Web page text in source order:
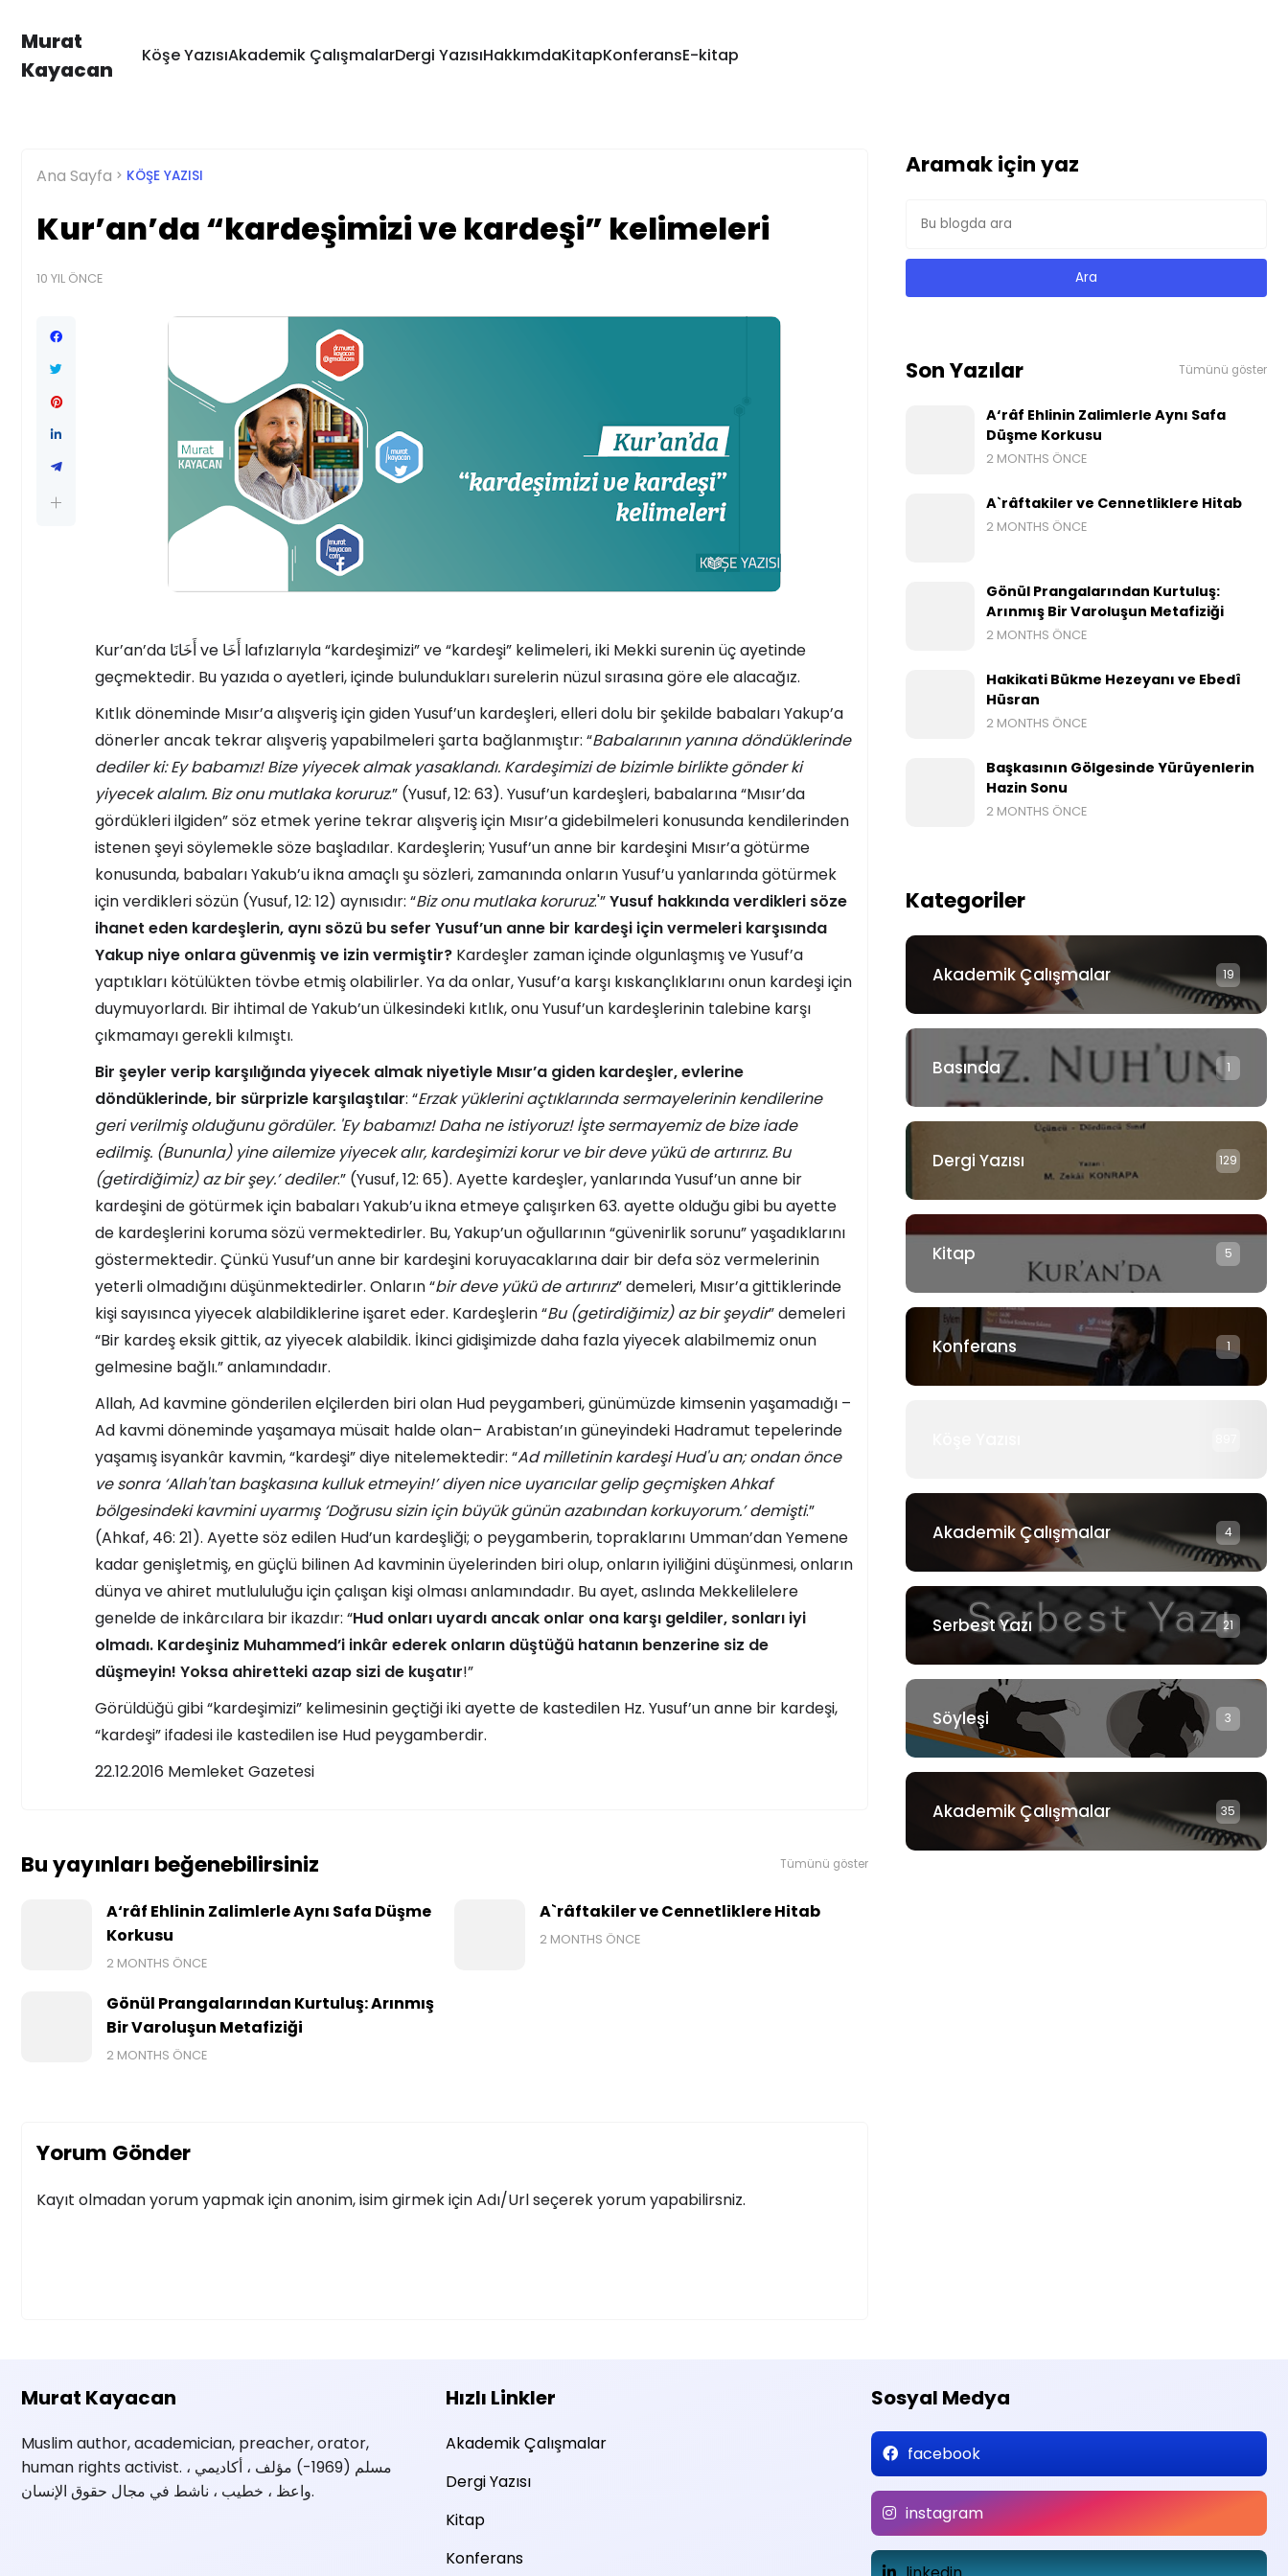
Murat
Kayacan
Köşe YazısıAkademik ÇalışmalarDergi YazısıHakkımdaKitapKonferansE-kitap
Ana Sayfa KÖŞE YAZISI
Kur’an’da “kardeşimizi ve kardeşi” kelimeleri
10 YIL ÖNCE
Kur’an’da أَخَانَاve أَخَا lafızlarıyla “kardeşimizi” ve “kardeşi” kelimeleri, iki Mekki surenin üç ayetinde
geçmektedir. Bu yazıda o ayetleri, içinde bulundukları surelerin nüzul sırasına göre ele alacağız.
Kıtlık döneminde Mısır’a alışveriş için giden Yusuf’un kardeşleri, elleri dolu bir şekilde babaları Yakup’a
dönerler ancak tekrar alışveriş yapabilmeleri şarta bağlanmıştır: “Babalarının yanına döndüklerinde
dediler ki: Ey babamız! Bize yiyecek almak yasaklandı. Kardeşimizi de bizimle birlikte gönder ki
yiyecek alalım. Biz onu mutlaka koruruz.” (Yusuf, 12: 63). Yusuf’un kardeşleri, babalarına “Mısır’da
gördükleri ilgiden” söz etmek yerine tekrar alışveriş için Mısır’a gidebilmeleri konusunda kendilerinden
istenen şeyi söylemekle söze başladılar. Kardeşlerin; Yusuf’un anne bir kardeşini Mısır’a götürme
konusunda, babaları Yakub’u ikna amaçlı şu sözleri, zamanında onların Yusuf’u yanlarında götürmek
için verdikleri sözün (Yusuf, 12: 12) aynısıdır: “Biz onu mutlaka koruruz.'”Yusuf hakkında verdikleri söze
ihanet eden kardeşlerin, aynı sözü bu sefer Yusuf’un anne bir kardeşi için vermeleri karşısında
Yakup niye onlara güvenmiş ve izin vermiştir? Kardeşler zaman içinde olgunlaşmış ve Yusuf’a
yaptıkları kötülükten tövbe etmiş olabilirler. Ya da onlar, Yusuf’a karşı kıskançlıklarını onun kardeşi için
duymuyorlardı. Bir ihtimal de Yakub’un ülkesindeki kıtlık, onu Yusuf’un kardeşlerinin talebine karşı
çıkmamayı gerekli kılmıştı.
Bir şeyler verip karşılığında yiyecek almak niyetiyle Mısır’a giden kardeşler, evlerine
döndüklerinde, bir sürprizle karşılaştılar: “Erzak yüklerini açtıklarında sermayelerinin kendilerine
geri verilmiş olduğunu gördüler. 'Ey babamız! Daha ne istiyoruz! İşte sermayemiz de bize iade
edilmiş. (Bununla) yine ailemize yiyecek alır, kardeşimizi korur ve bir deve yükü de artırırız. Bu
(getirdiğimiz) az bir şey.’ dediler.” (Yusuf, 12: 65). Ayette kardeşler, yanlarında Yusuf’un anne bir
kardeşini de götürmek için babaları Yakub’u ikna etmeye çalışırken 63. ayette olduğu gibi bu ayette
de kardeşlerini koruma sözü vermektedirler. Bu, Yakup’un oğullarının “güvenirlik sorunu” yaşadıklarını
göstermektedir. Çünkü Yusuf’un anne bir kardeşini koruyacaklarına dair bir defa söz vermelerinin
yeterli olmadığını düşünmektedirler. Onların “bir deve yükü de artırırız” demeleri, Mısır’a gittiklerinde
kişi sayısınca yiyecek alabildiklerine işaret eder. Kardeşlerin “Bu (getirdiğimiz) az bir şeydir” demeleri
“Bir kardeş eksik gittik, az yiyecek alabildik. İkinci gidişimizde daha fazla yiyecek alabilmemiz onun
gelmesine bağlı.” anlamındadır.
Allah, Ad kavmine gönderilen elçilerden biri olan Hud peygamberi, günümüzde kimsenin yaşamadığı –
Ad kavmi döneminde yaşamaya müsait halde olan– Arabistan’ın güneyindeki Hadramut tepelerinde
yaşamış isyankâr kavmin, “kardeşi” diye nitelemektedir: “Ad milletinin kardeşi Hud'u an; ondan önce
ve sonra ‘Allah'tan başkasına kulluk etmeyin!’ diyen nice uyarıcılar gelip geçmişken Ahkaf
bölgesindeki kavmini uyarmış ‘Doğrusu sizin için büyük günün azabından korkuyorum.’ demişti.”
(Ahkaf, 46: 21). Ayette söz edilen Hud’un kardeşliği; o peygamberin, topraklarını Umman’dan Yemene
kadar genişletmiş, en güçlü bilinen Ad kavminin üyelerinden biri olup, onların iyiliğini düşünmesi, onların
dünya ve ahiret mutlululuğu için çalışan kişi olması anlamındadır. Bu ayet, aslında Mekkelilelere
genelde de inkârcılara bir ikazdır: “Hud onları uyardı ancak onlar ona karşı geldiler, sonları iyi
olmadı. Kardeşiniz Muhammed’i inkâr ederek onların düştüğü hatanın benzerine siz de
düşmeyin! Yoksa ahiretteki azap sizi de kuşatır!”
Görüldüğü gibi “kardeşimizi” kelimesinin geçtiği iki ayette de kastedilen Hz. Yusuf’un anne bir kardeşi,
“kardeşi” ifadesi ile kastedilen ise Hud peygamberdir.
22.12.2016 Memleket Gazetesi
Bu yayınları beğenebilirsiniz Tümünü göster
A‘râf Ehlinin Zalimlerle Aynı Safa Düşme
Korkusu
2 MONTHS ÖNCE
A`râftakiler ve Cennetliklere Hitab
2 MONTHS ÖNCE
Gönül Prangalarından Kurtuluş: Arınmış
Bir Varoluşun Metafiziği
2 MONTHS ÖNCE
Yorum Gönder
Kayıt olmadan yorum yapmak için anonim, isim girmek için Adı/Url seçerek yorum yapabilirsniz.
Aramak için yaz
Son Yazılar Tümünü göster
A‘râf Ehlinin Zalimlerle Aynı Safa
Düşme Korkusu
2 MONTHS ÖNCE
A`râftakiler ve Cennetliklere Hitab
2 MONTHS ÖNCE
Gönül Prangalarından Kurtuluş:
Arınmış Bir Varoluşun Metafiziği
2 MONTHS ÖNCE
Hakikati Bükme Hezeyanı ve Ebedî
Hüsran
2 MONTHS ÖNCE
Başkasının Gölgesinde Yürüyenlerin
Hazin Sonu
2 MONTHS ÖNCE
Kategoriler
Akademik Çalışmalar 19
Basında 1
Dergi Yazısı 129
Kitap 5
Konferans 1
Akademik Çalışmalar 4
Serbest Yazı 21
Söyleşi 3
Akademik Çalışmalar 35
Murat Kayacan
Muslim author, academician, preacher, orator,
human rights activist. مسلم (1969-) مؤلف ، أكاديمي ،
واعظ ، خطيب ، ناشط في مجال حقوق الإنسان.
Hızlı Linkler
Akademik Çalışmalar
Dergi Yazısı
Kitap
Konferans
Sosyal Medya
facebook
instagram